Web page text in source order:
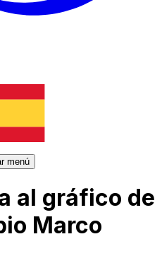
menú
al gráfico de
Marco